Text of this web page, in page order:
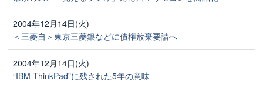
2004年12月14日(火)
＜三菱自＞東京三菱銀などに債権放棄要請へ
2004年12月14日(火)
“IBM ThinkPad”に残された5年の意味